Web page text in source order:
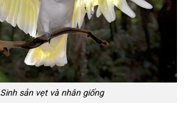
Sinh sản vẹt và nhân giống